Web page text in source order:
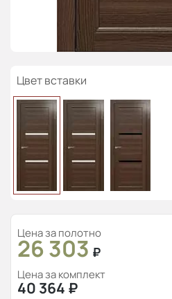
Цвет вставки
Цена за полотно
26 303 ₽
Цена за комплект
40 364 ₽